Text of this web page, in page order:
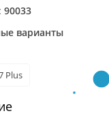
90033
варианты
Plus